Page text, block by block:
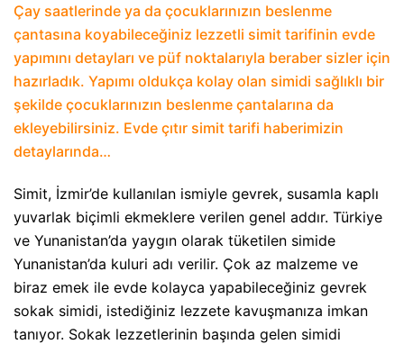
Çay saatlerinde ya da çocuklarınızın beslenme
çantasına koyabileceğiniz lezzetli simit tarifinin evde
yapımını detayları ve püf noktalarıyla beraber sizler için
hazırladık. Yapımı oldukça kolay olan simidi sağlıklı bir
şekilde çocuklarınızın beslenme çantalarına da
ekleyebilirsiniz. Evde çıtır simit tarifi haberimizin
detaylarında…
Simit, İzmir’de kullanılan ismiyle gevrek, susamla kaplı
yuvarlak biçimli ekmeklere verilen genel addır. Türkiye
ve Yunanistan’da yaygın olarak tüketilen simide
Yunanistan’da kuluri adı verilir. Çok az malzeme ve
biraz emek ile evde kolayca yapabileceğiniz gevrek
sokak simidi, istediğiniz lezzete kavuşmanıza imkan
tanıyor. Sokak lezzetlerinin başında gelen simidi